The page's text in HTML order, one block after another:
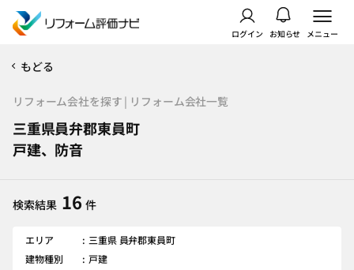
ログイン お知らせ メニュー
もどる
リフォーム会社を探す | リフォーム会社一覧
三重県員弁郡東員町
戸建、防音
検索結果 16 件
エリア
三重県 員弁郡東員町
建物種別
戸建